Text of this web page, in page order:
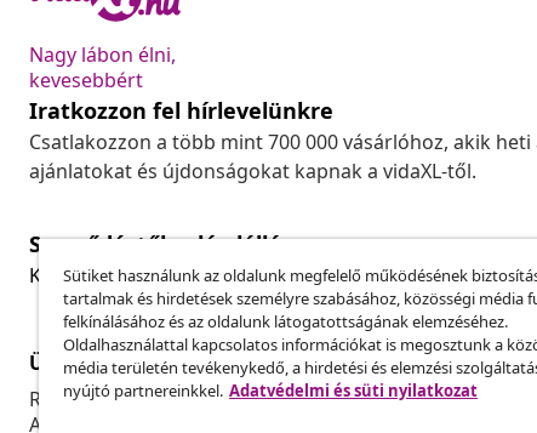
Nagy lábon élni,
kevesebbért
Iratkozzon fel hírlevelünkre
Csatlakozzon a több mint 700 000 vásárlóhoz, akik
ajánlatokat és újdonságokat kapnak a vidaXL-től.
Szerződéstől való elállás
Küldj be egy rendelés lemondására vonatkozó
Ügyfélszolgálat
Rendelés nyomon követése
A fiókom
Üzlet
Sütiket használunk az oldalunk megfelelő működésének
tartalmak és hirdetések személyre szabásához, közösségi média
felkínálásához és az oldalunk látogatottságának elemzéséhez.
Oldalhasználattal kapcsolatos információkat is megosztunk a
média területén tevékenykedő, a hirdetési és elemzési
nyújtó partnereinkkel. Adatvédelmi és süti nyilatkozat